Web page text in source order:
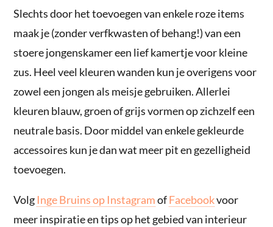
Slechts door het toevoegen van enkele roze items
maak je (zonder verfkwasten of behang!) van een
stoere jongenskamer een lief kamertje voor kleine
zus. Heel veel kleuren wanden kun je overigens voor
zowel een jongen als meisje gebruiken. Allerlei
kleuren blauw, groen of grijs vormen op zichzelf een
neutrale basis. Door middel van enkele gekleurde
accessoires kun je dan wat meer pit en gezelligheid
toevoegen.
Volg Inge Bruins op InstagramofFacebookvoor
meer inspiratie en tips op het gebied van interieur